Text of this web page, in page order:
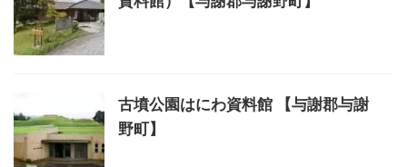
古墳公園はにわ資料館 【与謝郡与謝
野町】